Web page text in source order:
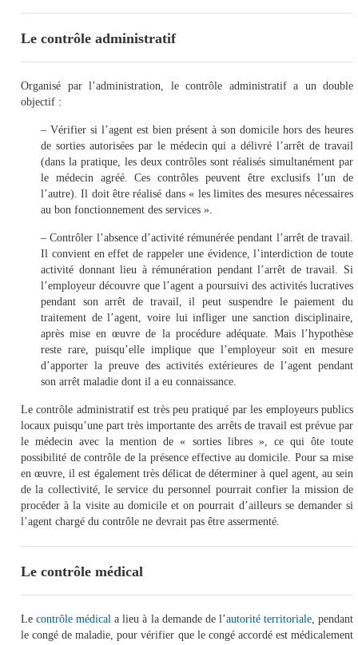
Le contrôle administratif
Organisé par l’administration, le contrôle administratif a un double
objectif :
– Vérifier si l’agent est bien présent à son domicile hors des heures
de sorties autorisées par le médecin qui a délivré l’arrêt de travail
(dans la pratique, les deux contrôles sont réalisés simultanément par
le médecin agréé. Ces contrôles peuvent être exclusifs l’un de
l’autre). Il doit être réalisé dans « les limites des mesures nécessaires
au bon fonctionnement des services ».
– Contrôler l’absence d’activité rémunérée pendant l’arrêt de travail.
Il convient en effet de rappeler une évidence, l’interdiction de toute
activité donnant lieu à rémunération pendant l’arrêt de travail. Si
l’employeur découvre que l’agent a poursuivi des activités lucratives
pendant son arrêt de travail, il peut suspendre le paiement du
traitement de l’agent, voire lui infliger une sanction disciplinaire,
après mise en œuvre de la procédure adéquate. Mais l’hypothèse
reste rare, puisqu’elle implique que l’employeur soit en mesure
d’apporter la preuve des activités extérieures de l’agent pendant
son arrêt maladie dont il a eu connaissance.
Le contrôle administratif est très peu pratiqué par les employeurs publics
locaux puisqu’une part très importante des arrêts de travail est prévue par
le médecin avec la mention de « sorties libres », ce qui ôte toute
possibilité de contrôle de la présence effective au domicile. Pour sa mise
en œuvre, il est également très délicat de déterminer à quel agent, au sein
de la collectivité, le service du personnel pourrait confier la mission de
procéder à la visite au domicile et on pourrait d’ailleurs se demander si
l’agent chargé du contrôle ne devrait pas être assermenté.
Le contrôle médical
Lecontrôle médical a lieu à la demande de l’autorité territoriale, pendant
le congé de maladie, pour vérifier que le congé accordé est médicalement